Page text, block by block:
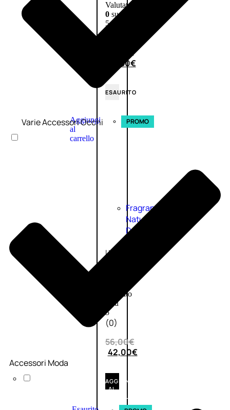
Valutato
0su
5
€
43,50€
ESAURITO
Aggiungi
al
carrello
PROMO
Fragranze
Nature
Donna
L’OCCITANE
Valutato
su
5
(0)
56,00€
42,00€
AGGIUNGI
AL
CARRELLO
Varie Accessori Occhi
Accessori Moda